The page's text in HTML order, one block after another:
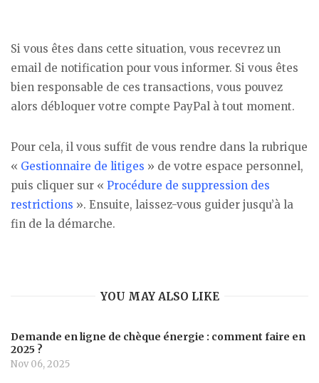
Si vous êtes dans cette situation, vous recevrez un
email de notification pour vous informer. Si vous êtes
bien responsable de ces transactions, vous pouvez
alors débloquer votre compte PayPal à tout moment.
Pour cela, il vous suffit de vous rendre dans la rubrique
« Gestionnaire de litiges » de votre espace personnel,
puis cliquer sur « Procédure de suppression des
restrictions ». Ensuite, laissez-vous guider jusqu’à la
fin de la démarche.
YOU MAY ALSO LIKE
Demande en ligne de chèque énergie : comment faire en
2025 ?
Nov 06, 2025